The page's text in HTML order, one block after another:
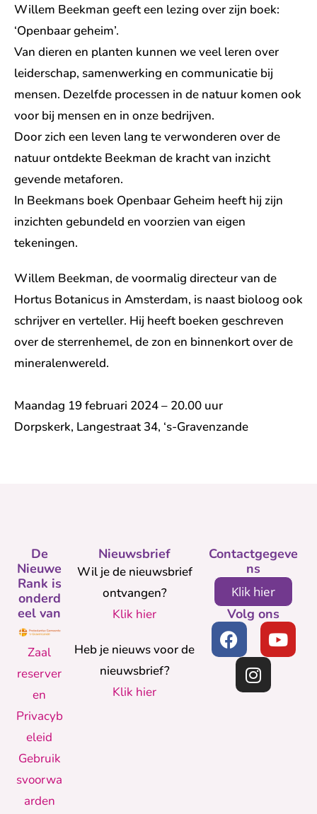
Willem Beekman geeft een lezing over zijn boek:
‘Openbaar geheim’.
Van dieren en planten kunnen we veel leren over
leiderschap, samenwerking en communicatie bij
mensen. Dezelfde processen in de natuur komen ook
voor bij mensen en in onze bedrijven.
Door zich een leven lang te verwonderen over de
natuur ontdekte Beekman de kracht van inzicht
gevende metaforen.
In Beekmans boek Openbaar Geheim heeft hij zijn
inzichten gebundeld en voorzien van eigen
tekeningen.
Willem Beekman, de voormalig directeur van de
Hortus Botanicus in Amsterdam, is naast bioloog ook
schrijver en verteller. Hij heeft boeken geschreven
over de sterrenhemel, de zon en binnenkort over de
mineralenwereld.
Maandag 19 februari 2024 – 20.00 uur
Dorpskerk, Langestraat 34, ‘s-Gravenzande
Nieuwsbrief
Wil je de nieuwsbrief
ontvangen?
Klik hier
Heb je nieuws voor de
nieuwsbrief?
Klik hier
De
Nieuwe
Rank is
onderd
eel van
Zaal
reserver
en
Privacyb
eleid
Gebruik
svoorwa
arden
Contactgegeve
ns
Klik hier
Volg ons